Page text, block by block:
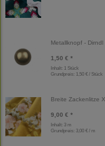
Metallknopf - Dirndl
1,50 € *
Inhalt: 1 Stück
Grundpreis: 1,50 € / Stück
Breite Zackenlitze
9,00 € *
Inhalt: 3 m
Grundpreis: 3,00 € / m